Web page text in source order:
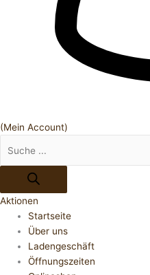
(Mein Account)
Aktionen
Startseite
Über uns
Ladengeschäft
Öffnungszeiten